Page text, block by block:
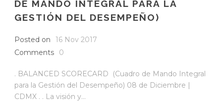
DE MANDO INTEGRAL PARA LA
GESTIÓN DEL DESEMPEÑO)
Posted on
16 Nov 2017
Comments
0
. BALANCED SCORECARD (Cuadro de Mando Integral
para la Gestión del Desempeño) 08 de Diciembre |
CDMX . . La visión y...